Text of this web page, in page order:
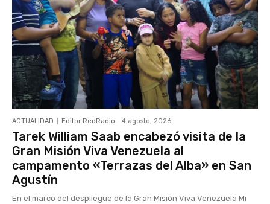
ACTUALIDAD Editor RedRadio - 4 agosto, 2026
Tarek William Saab encabezó visita de la
Gran Misión Viva Venezuela al
campamento «Terrazas del Alba» en San
Agustín
En el marco del despliegue de la Gran Misión Viva Venezuela Mi